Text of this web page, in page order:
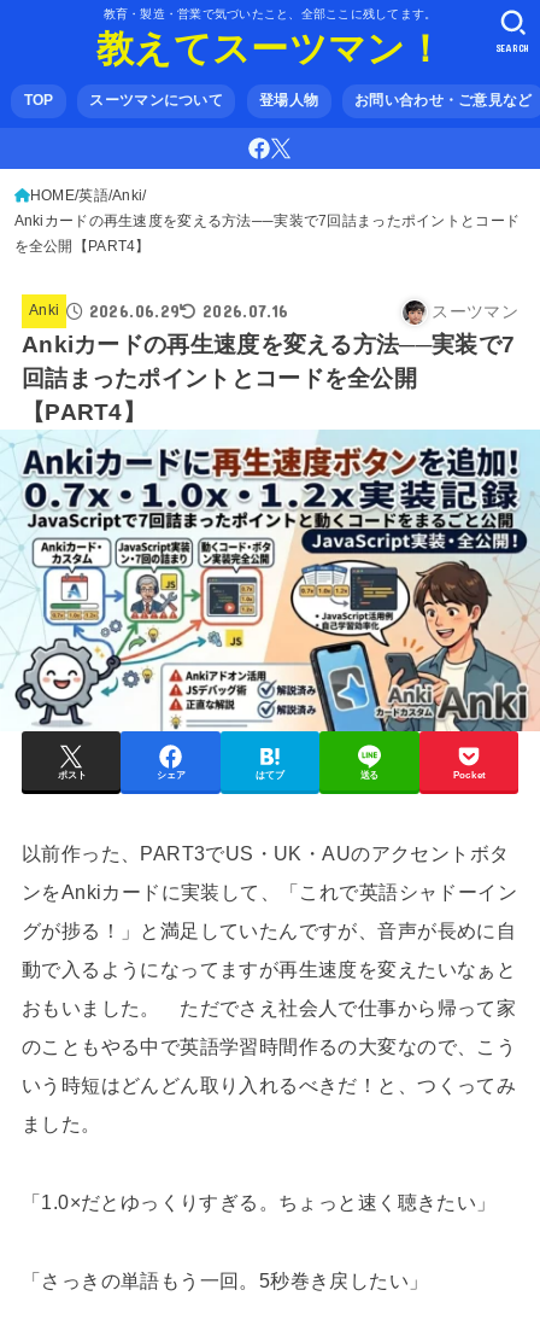
教育・製造・営業で気づいたこと、全部ここに残してます。
教えてスーツマン！
TOP スーツマンについて 登場人物 お問い合わせ・ご意見など
SEARCH
HOME 英語 Anki
Ankiカードの再生速度を変える方法──実装で7回詰まったポイントとコード
を全公開【PART4】
Anki 2026.06.29 2026.07.16 スーツマン
Ankiカードの再生速度を変える方法──実装で7
回詰まったポイントとコードを全公開
【PART4】
ポスト シェア はてブ 送る Pocket
以前作った、PART3でUS・UK・AUのアクセントボタ
ンをAnkiカードに実装して、「これで英語シャドーイン
グが捗る！」と満足していたんですが、音声が長めに自
動で入るようになってますが再生速度を変えたいなぁと
おもいました。 ただでさえ社会人で仕事から帰って家
のこともやる中で英語学習時間作るの大変なので、こう
いう時短はどんどん取り入れるべきだ！と、つくってみ
ました。
「1.0×だとゆっくりすぎる。ちょっと速く聴きたい」
「さっきの単語もう一回。5秒巻き戻したい」